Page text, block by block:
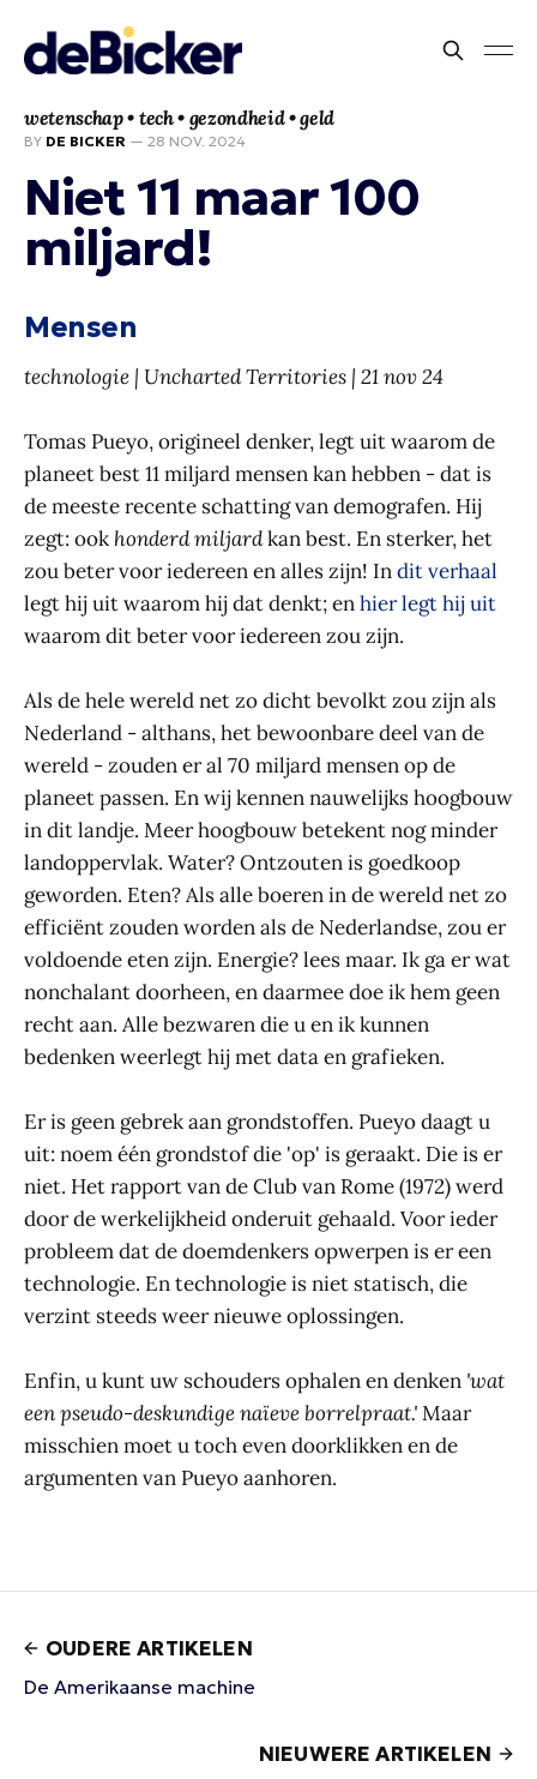
wetenschap • tech • gezondheid • geld
BY DE BICKER — 28 NOV. 2024
Niet 11 maar 100
miljard!
Mensen
technologie | Uncharted Territories | 21 nov 24
Tomas Pueyo, origineel denker, legt uit waarom de
planeet best 11 miljard mensen kan hebben - dat is
de meeste recente schatting van demografen. Hij
zegt: ook honderd miljardkan best. En sterker, het
zou beter voor iedereen en alles zijn! Indit verhaal
legt hij uit waarom hij dat denkt; enhier legt hij uit
waarom dit beter voor iedereen zou zijn.
Als de hele wereld net zo dicht bevolkt zou zijn als
Nederland - althans, het bewoonbare deel van de
wereld - zouden er al 70 miljard mensen op de
planeet passen. En wij kennen nauwelijks hoogbouw
in dit landje. Meer hoogbouw betekent nog minder
landoppervlak. Water? Ontzouten is goedkoop
geworden. Eten? Als alle boeren in de wereld net zo
efficiënt zouden worden als de Nederlandse, zou er
voldoende eten zijn. Energie? lees maar. Ik ga er wat
nonchalant doorheen, en daarmee doe ik hem geen
recht aan. Alle bezwaren die u en ik kunnen
bedenken weerlegt hij met data en grafieken.
Er is geen gebrek aan grondstoffen. Pueyo daagt u
uit: noem één grondstof die 'op' is geraakt. Die is er
niet. Het rapport van de Club van Rome (1972) werd
door de werkelijkheid onderuit gehaald. Voor ieder
probleem dat de doemdenkers opwerpen is er een
technologie. En technologie is niet statisch, die
verzint steeds weer nieuwe oplossingen.
Enfin, u kunt uw schouders ophalen en denken 'wat
een pseudo-deskundige naïeve borrelpraat.'Maar
misschien moet u toch even doorklikken en de
argumenten van Pueyo aanhoren.
OUDERE ARTIKELEN
De Amerikaanse machine
NIEUWERE ARTIKELEN